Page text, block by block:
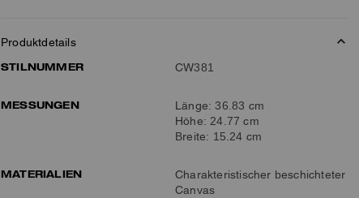
Produktdetails
STILNUMMER
CW381
MESSUNGEN
Länge: 36.83 cm
Höhe: 24.77 cm
Breite: 15.24 cm
MATERIALIEN
Charakteristischer beschichteter
Canvas